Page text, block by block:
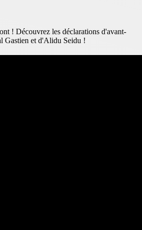
! Découvrez les déclarations d'avant-
Gastien et d'Alidu Seidu !